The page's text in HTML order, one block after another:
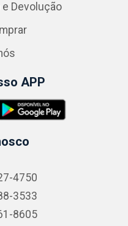
Devolução
APP
4750
3533
8605